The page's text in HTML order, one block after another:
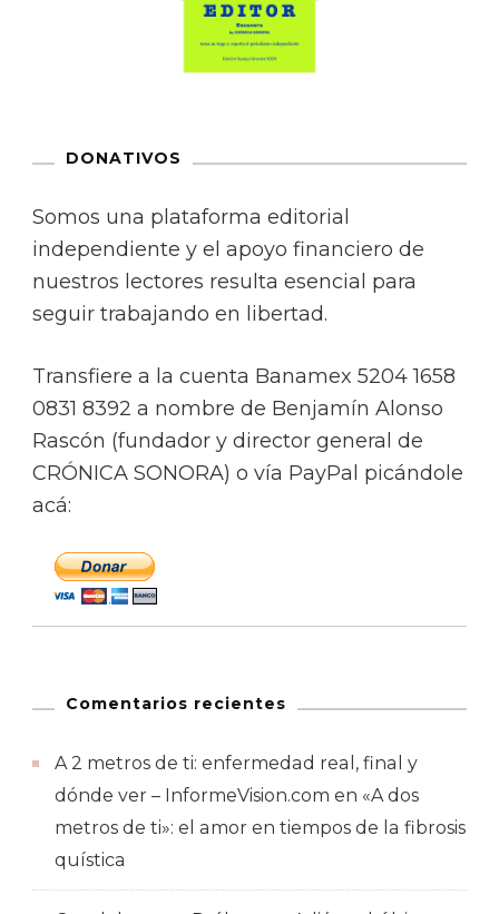
DONATIVOS
Somos una plataforma editorial
independiente y el apoyo financiero de
nuestros lectores resulta esencial para
seguir trabajando en libertad.
Transfiere a la cuenta Banamex 5204 1658
0831 8392 a nombre de Benjamín Alonso
Rascón (fundador y director general de
CRÓNICA SONORA) o vía PayPal picándole
acá:
Comentarios recientes
A 2 metros de ti: enfermedad real, final y
dónde ver – InformeVision.com en «A dos
metros de ti»: el amor en tiempos de la fibrosis
quística